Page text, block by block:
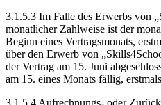
3.1.5.3 Im Falle des Erwerbs von
monatlicher Zahlweise ist der
Beginn eines Vertragsmonats,
über den Erwerb von
der Vertrag am 15. Juni
am 15. eines Monats fällig,